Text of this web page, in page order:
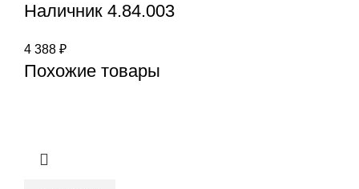
Наличник 4.84.003
4 388 ₽
Похожие товары